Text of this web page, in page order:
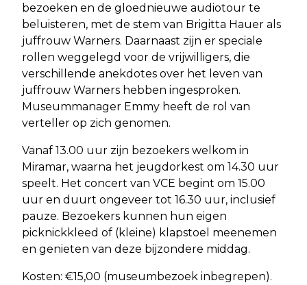
bezoeken en de gloednieuwe audiotour te
beluisteren, met de stem van Brigitta Hauer als
juffrouw Warners. Daarnaast zijn er speciale
rollen weggelegd voor de vrijwilligers, die
verschillende anekdotes over het leven van
juffrouw Warners hebben ingesproken.
Museummanager Emmy heeft de rol van
verteller op zich genomen.
Vanaf 13.00 uur zijn bezoekers welkom in
Miramar, waarna het jeugdorkest om 14.30 uur
speelt. Het concert van VCE begint om 15.00
uur en duurt ongeveer tot 16.30 uur, inclusief
pauze. Bezoekers kunnen hun eigen
picknickkleed of (kleine) klapstoel meenemen
en genieten van deze bijzondere middag.
Kosten: €15,00 (museumbezoek inbegrepen).